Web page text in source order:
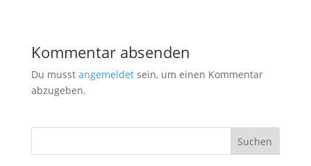
Kommentar absenden
Du musst angemeldetsein, um einen Kommentar
abzugeben.